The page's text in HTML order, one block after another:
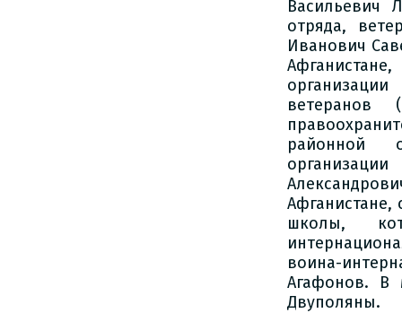
Васильевич
отряда,
Иванович
ветеранов
районной
Афганистане,
школы,
воина-
Агафонов. В
Двуполяны.